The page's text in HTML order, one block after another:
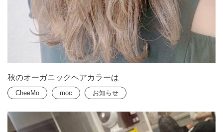
秋のオーガニックヘアカラーは
CheeMo moc お知らせ